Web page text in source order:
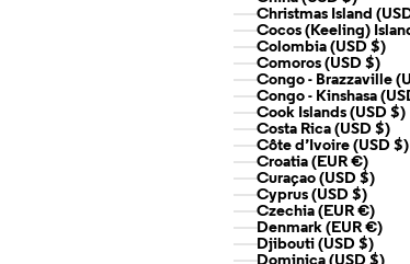
Colombia (USD $)
Comoros (USD $)
Cook Islands (USD $)
Costa Rica (USD $)
Côte d’Ivoire (USD $)
Croatia (EUR €)
Curaçao (USD $)
Cyprus (USD $)
Czechia (EUR €)
Denmark (EUR €)
Djibouti (USD $)
Dominica (USD $)